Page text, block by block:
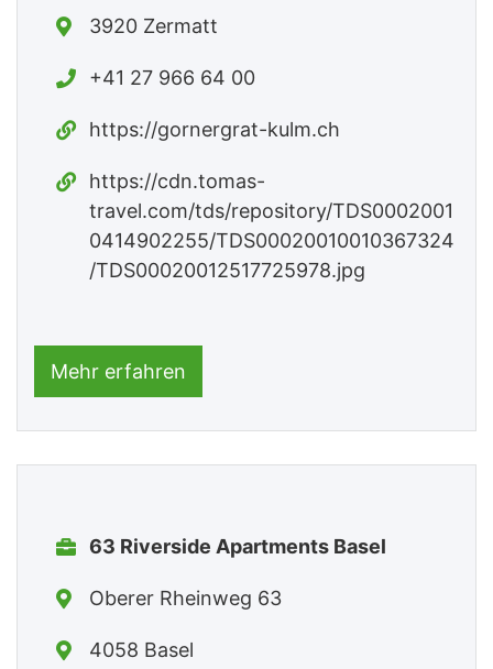
3920 Zermatt
+41 27 966 64 00
https://gornergrat-kulm.ch
https://cdn.tomas-
travel.com/tds/repository/TDS0002001
0414902255/TDS00020010010367324
/TDS00020012517725978.jpg
Mehr erfahren
63 Riverside Apartments Basel
Oberer Rheinweg 63
4058 Basel